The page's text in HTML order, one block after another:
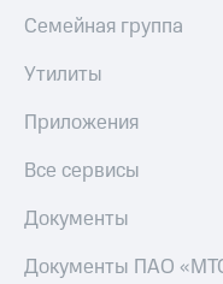
Семейная группа
Утилиты
Приложения
Все сервисы
Документы
Документы ПАО